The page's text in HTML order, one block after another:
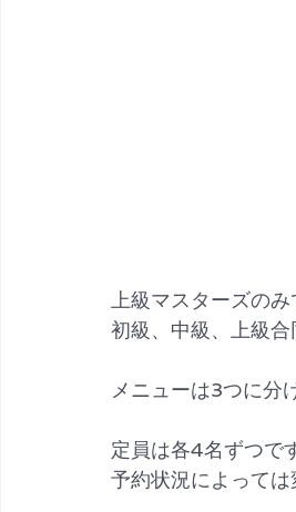
上級マスターズの
初級、中級、上級
メニューは3つに分
定員は各4名ずつで
予約状況によっては